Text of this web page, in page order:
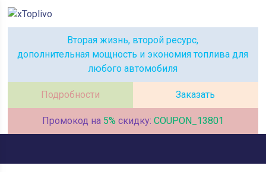
Вторая жизнь, второй ресурс,
дополнительная мощность и экономия топлива для
любого автомобиля
Подробности Заказать
Промокод на 5% скидку: COUPON_13801